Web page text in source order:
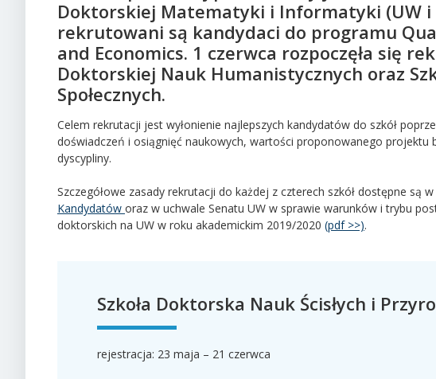
Doktorskiej Matematyki i Informatyki (UW i
rekrutowani są kandydaci do programu
and Economics. 1 czerwca rozpoczęła się
Doktorskiej Nauk Humanistycznych oraz
Społecznych.
Celem rekrutacji jest wyłonienie najlepszych kandydatów do szkół
doświadczeń i osiągnięć naukowych, wartości proponowanego projektu
dyscypliny.
Szczegółowe zasady rekrutacji do każdej z czterech szkół dostępne są
Kandydatów oraz w uchwale Senatu UW w sprawie warunków i trybu
doktorskich na UW w roku akademickim 2019/2020 (pdf >>).
Szkoła Doktorska Nauk Ścisłych i
rejestracja: 23 maja – 21 czerwca